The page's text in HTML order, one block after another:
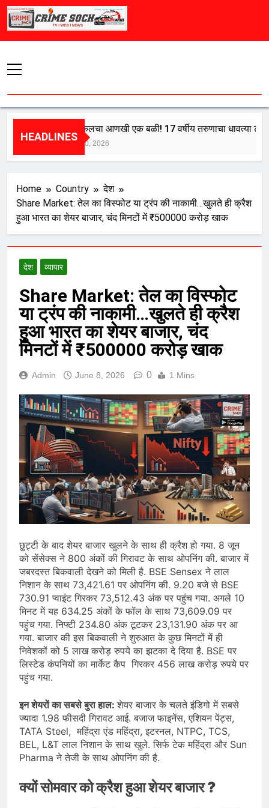
Skip
HEADLINES
मुंबई लोकलचा आणखी एक बळी! 17 वर्षीय तरुणाचा धावत्या ट्रेनमधून
Home Country
देश
Share Market: तेल का विस्फोट या ट्रंप की नाकामी…खुलते ही क्रैश
हुआ भारत का शेयर बाजार, चंद मिनटों में ₹500000 करोड़ खाक
देश व्यापार
Share Market: तेल का विस्फोट
या ट्रंप की नाकामी…खुलते ही क्रैश
हुआ भारत का शेयर बाजार, चंद
मिनटों में ₹500000 करोड़ खाक
Admin June 8, 2026 0 1 Mins
छुट्टी के बाद शेयर बाजार खुलने के साथ ही क्रैश हो गया. 8 जून
को सेंसेक्स ने 800 अंकों की गिरावट के साथ ओपनिंग की. बाजार में
जबरदस्त बिकवाली देखने को मिली है. BSE Sensex ने लाल
निशान के साथ 73,421.61 पर ओपनिंग की. 9.20 बजे से BSE
730.91 प्वाइंट गिरकर 73,512.43 अंक पर पहुंच गया. अगले 10
मिनट में यह 634.25 अंकों के फॉल के साथ 73,609.09 पर
पहुंच गया. निफ्टी 234.80 अंक टूटकर 23,131.90 अंक पर आ
गया. बाजार की इस बिकवाली ने शुरुआत के कुछ मिनटों में ही
निवेशकों को 5 लाख करोड़ रुपये का झटका दे दिया है. BSE पर
लिस्टेड कंपनियों का मार्केट कैप गिरकर 456 लाख करोड़ रुपये पर
पहुंच गया.
इन शेयरों का सबसे बुरा हाल:शेयर बाजार के चलते इंडिगो में सबसे
ज्यादा 1.98 फीसदी गिरावट आई. बजाज फाइनेंस, एशियन पेंट्स,
TATA Steel, महिंद्रा एंड महिंद्रा, इटरनल, NTPC, TCS,
BEL, L&T लाल निशान के साथ खुले. सिर्फ टेक महिंद्रा और Sun
Pharma ने तेजी के साथ ओपनिंग की है.
क्यों सोमवार को क्रैश हुआ शेयर बाजार ?